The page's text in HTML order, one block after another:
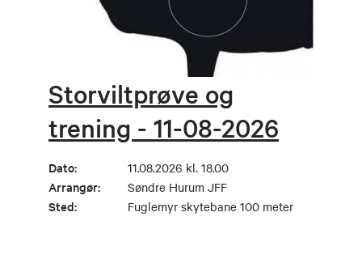
Storviltprøve og
trening - 11-08-2026
Dato: 11.08.2026 kl. 18.00
Arrangør: Søndre Hurum JFF
Sted: Fuglemyr skytebane 100 meter